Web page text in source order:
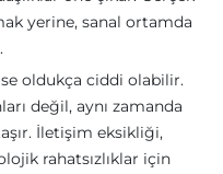
yerine, sanal ortamda
oldukça ciddi olabilir.
değil, aynı zamanda
İletişim eksikliği,
rahatsızlıklar için